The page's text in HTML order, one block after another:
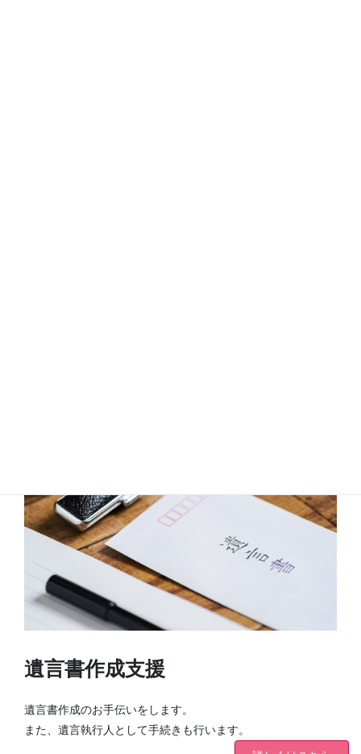
遺言書作成支援
遺言書作成のお手伝いをします。
また、遺言執行人として手続きも行います。